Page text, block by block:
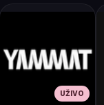
UŽIVO